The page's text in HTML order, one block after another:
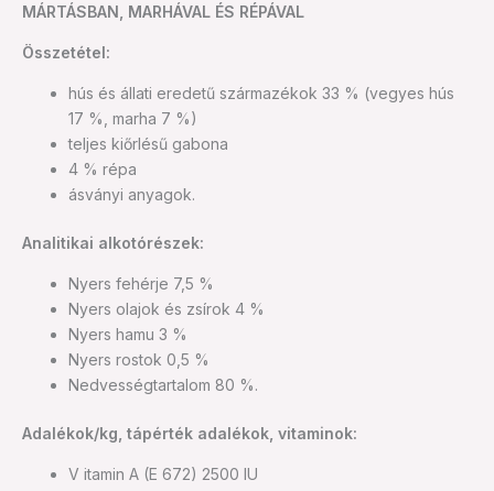
MÁRTÁSBAN, MARHÁVAL ÉS RÉPÁVAL
Összetétel:
hús és állati eredetű származékok 33 % (vegyes hús
17 %, marha 7 %)
teljes kiőrlésű gabona
4 % répa
ásványi anyagok.
Analitikai alkotórészek:
Nyers fehérje 7,5 %
Nyers olajok és zsírok 4 %
Nyers hamu 3 %
Nyers rostok 0,5 %
Nedvességtartalom 80 %.
Adalékok/kg, tápérték adalékok, vitaminok:
V itamin A (E 672) 2500 IU